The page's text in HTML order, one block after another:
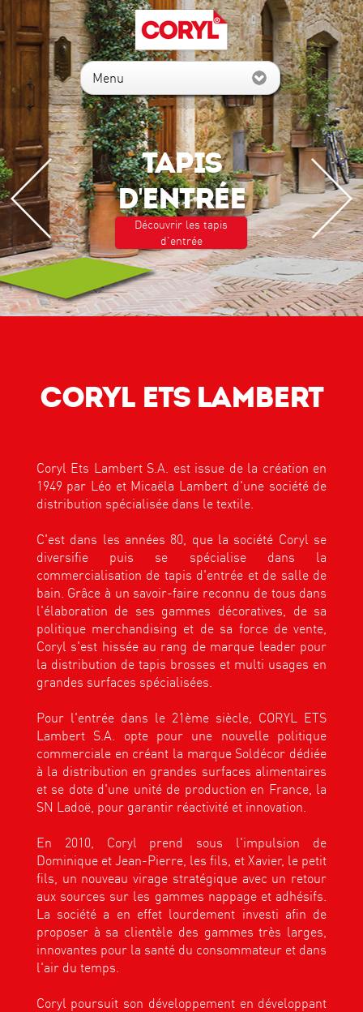
Menu
TAPIS
D'ENTRÉE
Découvrir les tapis
d'entrée
CORYL ETS LAMBERT
Coryl Ets Lambert S.A. est issue de la création en
1949 par Léo et Micaëla Lambert d'une société de
distribution spécialisée dans le textile.
C'est dans les années 80, que la société Coryl se
diversifie puis se spécialise dans la
commercialisation de tapis d'entrée et de salle de
bain. Grâce à un savoir-faire reconnu de tous dans
l'élaboration de ses gammes décoratives, de sa
politique merchandising et de sa force de vente,
Coryl s'est hissée au rang de marque leader pour
la distribution de tapis brosses et multi usages en
grandes surfaces spécialisées.
Pour l'entrée dans le 21ème siècle, CORYL ETS
Lambert S.A. opte pour une nouvelle politique
commerciale en créant la marque Soldécor dédiée
à la distribution en grandes surfaces alimentaires
et se dote d'une unité de production en France, la
SN Ladoë, pour garantir réactivité et innovation.
En 2010, Coryl prend sous l'impulsion de
Dominique et Jean-Pierre, les fils, et Xavier, le petit
fils, un nouveau virage stratégique avec un retour
aux sources sur les gammes nappage et adhésifs.
La société a en effet lourdement investi afin de
proposer à sa clientèle des gammes très larges,
innovantes pour la santé du consommateur et dans
l'air du temps.
Coryl poursuit son développement en développant